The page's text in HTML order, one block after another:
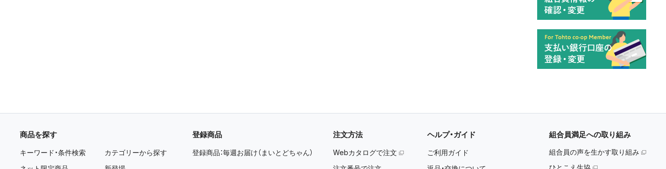
商品を探す
キーワード・条件検索
カテゴリーから探す
登録商品
登録商品：毎週お届け（まいとどちゃん）
注文方法
Webカタログで注文
ヘルプ・ガイド
ご利用ガイド
組合員満足への取り組み
組合員の声を生かす取り組み